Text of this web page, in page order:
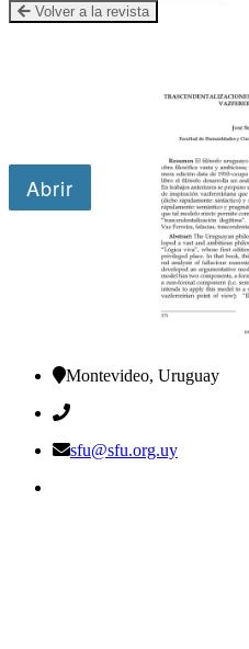
Volver a la revista
Montevideo, Uruguay
sfu@sfu.org.uy